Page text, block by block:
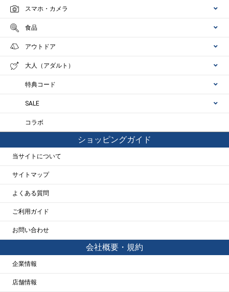
スマホ・カメラ
食品
アウトドア
大人（アダルト）
特典コード
SALE
コラボ
ショッピングガイド
当サイトについて
サイトマップ
よくある質問
ご利用ガイド
お問い合わせ
会社概要・規約
企業情報
店舗情報